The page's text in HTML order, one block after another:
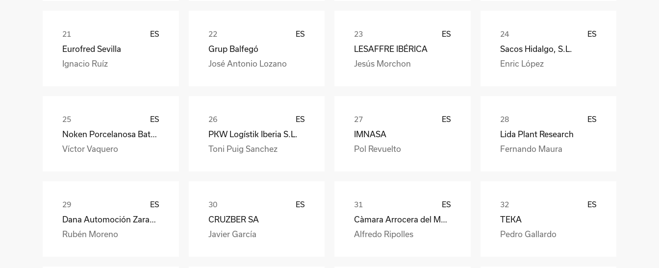
ES
Eurofred Sevilla
Ignacio Ruíz
ES
Grup Balfegó
José Antonio Lozano
ES
LESAFFRE IBÉRICA
Jesús Morchon
ES
Sacos Hidalgo, S.L.
Enric López
ES
Víctor Vaquero
ES
PKW Logístik Iberia S.L.
Toni Puig Sanchez
ES
IMNASA
Pol Revuelto
ES
Lida Plant Research
Fernando Maura
ES
Rubén Moreno
ES
CRUZBER SA
Javier García
ES
Alfredo Ripolles
ES
TEKA
Pedro Gallardo